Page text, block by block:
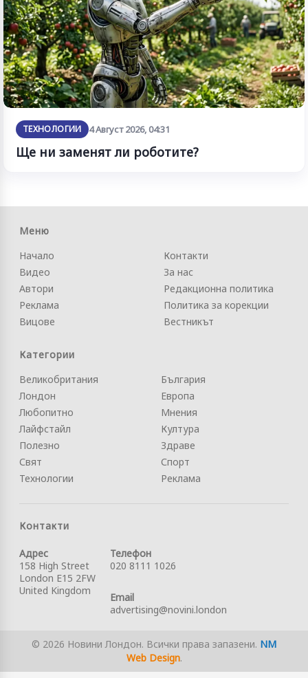
ТЕХНОЛОГИИ 4 Август 2026, 04:31
Ще ни заменят ли роботите?
Меню
Начало
Видео
Автори
Реклама
Вицове
Контакти
За нас
Редакционна политика
Политика за корекции
Вестникът
Категории
Великобритания
Лондон
Любопитно
Лайфстайл
Полезно
Свят
Технологии
България
Европа
Мнения
Култура
Здраве
Спорт
Реклама
Контакти
Адрес
158 High Street
London E15 2FW
United Kingdom
Телефон
020 8111 1026
Email
advertising@novini.london
© 2026 Новини Лондон. Всички права запазени. NM
Web Design.